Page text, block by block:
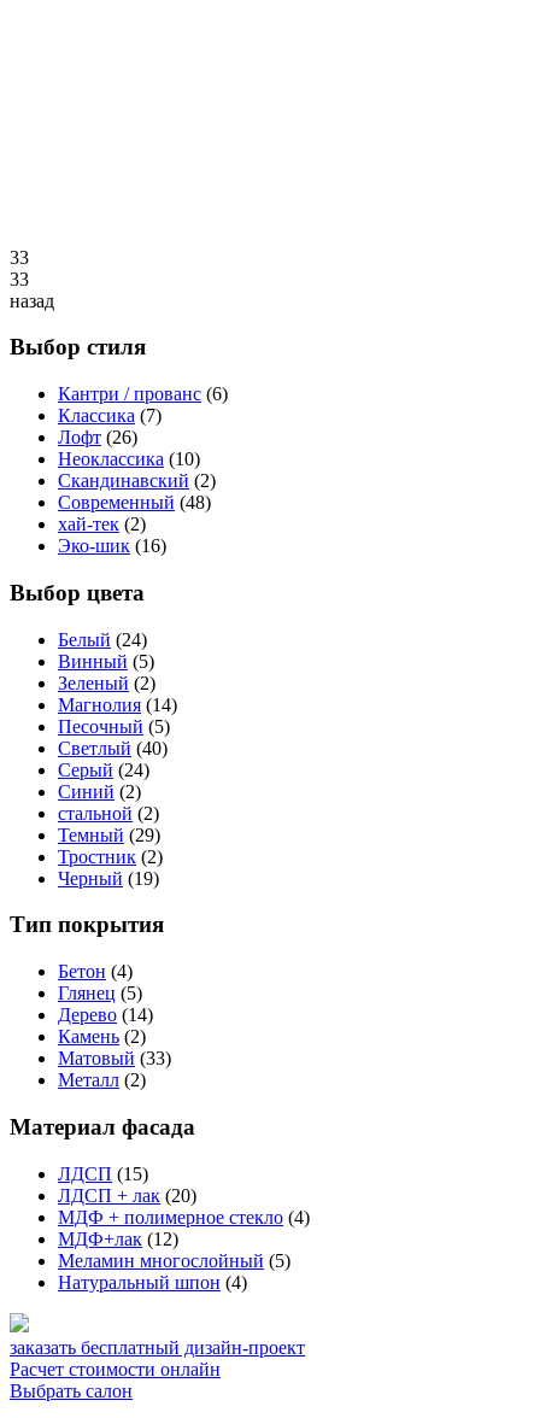
33
33
назад
Выбор стиля
Кантри / прованс (6)
Классика (7)
Лофт (26)
Неоклассика (10)
Скандинавский (2)
Современный (48)
хай-тек (2)
Эко-шик (16)
Выбор цвета
Белый (24)
Винный (5)
Зеленый (2)
Магнолия (14)
Песочный (5)
Светлый (40)
Серый (24)
Синий (2)
стальной (2)
Темный (29)
Тростник (2)
Черный (19)
Тип покрытия
Бетон (4)
Глянец (5)
Дерево (14)
Камень (2)
Матовый (33)
Металл (2)
Материал фасада
ЛДСП (15)
ЛДСП + лак (20)
МДФ + полимерное стекло (4)
МДФ+лак (12)
Меламин многослойный (5)
Натуральный шпон (4)
заказать бесплатный дизайн-проект
Расчет стоимости онлайн
Выбрать салон